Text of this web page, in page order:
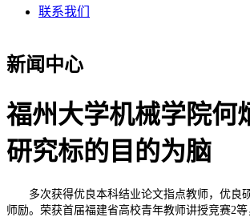
联系我们
新闻中心
福州大学机械学院何
研究标的目的为脑
多次获得优良本科结业论文指点教师，优良
师励。荣获首届福建省高校青年教师讲授竞赛2